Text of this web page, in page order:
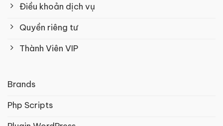
Điều khoản dịch vụ
Quyền riêng tư
Thành Viên VIP
Brands
Php Scripts